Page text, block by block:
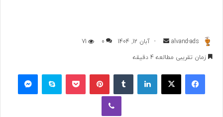
alvand-ads
ارسال آبان 12, 1404 0
71
زمان تقریبی مطالعه 4 دقیقه
فیسبوکایکس لینکداینتامبلر پینتریستپاکت اسکایپ مسنجر
وایبر